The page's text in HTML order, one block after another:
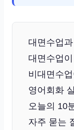
대면수업
대면수업
비대면수
영어회화
오늘의 10
자주 묻는